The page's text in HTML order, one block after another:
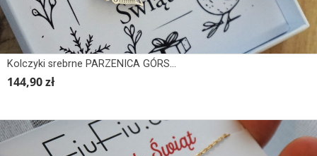
Kolczyki srebrne PARZENICA GÓRSKA
144,90 zł